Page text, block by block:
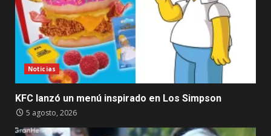
Noticias
KFC lanzó un menú inspirado en Los Simpson
5 agosto, 2026